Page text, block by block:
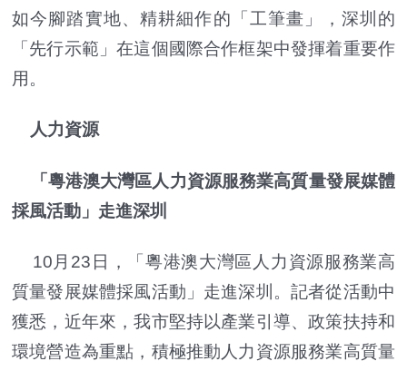
如今腳踏實地、精耕細作的「工筆畫」，深圳的
「先行示範」在這個國際合作框架中發揮着重要作
用。
人力資源
「粵港澳大灣區人力資源服務業高質量發展媒體
採風活動」走進深圳
10月23日，「粵港澳大灣區人力資源服務業高
質量發展媒體採風活動」走進深圳。記者從活動中
獲悉，近年來，我市堅持以產業引導、政策扶持和
環境營造為重點，積極推動人力資源服務業高質量